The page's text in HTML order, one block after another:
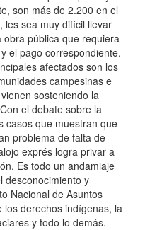
son más de 2.200 en el
les sea muy difícil llevar
pública que requiera
el pago correspondiente.
afectados son los
campesinas e
sosteniendo la
el debate sobre la
casos que muestran que
problema de falta de
exprés logra privar a
Es todo un andamiaje
desconocimiento y
Nacional de Asuntos
los derechos indígenas, la
y todo lo demás.